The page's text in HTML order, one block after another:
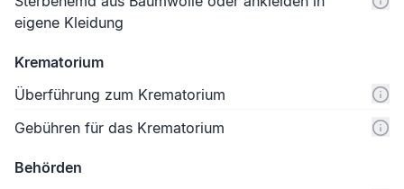
eigene Kleidung
Krematorium
Überführung zum Krematorium
Gebühren für das Krematorium
Behörden